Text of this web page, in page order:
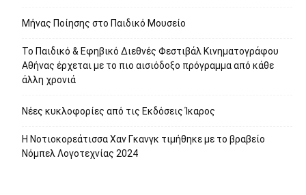
Μήνας Ποίησης στο Παιδικό Μουσείο
Το Παιδικό & Εφηβικό Διεθνές Φεστιβάλ Κινηματογράφου
Αθήνας έρχεται με το πιο αισιόδοξο πρόγραμμα από κάθε
άλλη χρονιά
Νέες κυκλοφορίες από τις Εκδόσεις Ίκαρος
Η Νοτιοκορεάτισσα Χαν Γκανγκ τιμήθηκε με το βραβείο
Νόμπελ Λογοτεχνίας 2024